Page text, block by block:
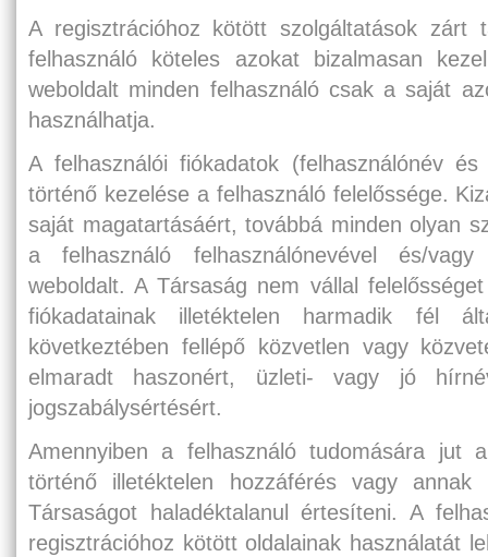
A regisztrációhoz kötött szolgáltatások zárt
felhasználó köteles azokat bizalmasan
weboldalt minden felhasználó csak a saját
használhatja.
A felhasználói fiókadatok (felhasználónév
történő kezelése a felhasználó felelőssége.
saját magatartásáért, továbbá minden olyan
a felhasználó felhasználónevével és/
weboldalt. A Társaság nem vállal
fiókadatainak illetéktelen harmadik fél
következtében fellépő közvetlen vagy
elmaradt haszonért, üzleti- vagy jó
jogszabálysértésért.
Amennyiben a felhasználó tudomására jut
történő illetéktelen hozzáférés vagy
Társaságot haladéktalanul értesíteni. A
regisztrációhoz kötött oldalainak használatát